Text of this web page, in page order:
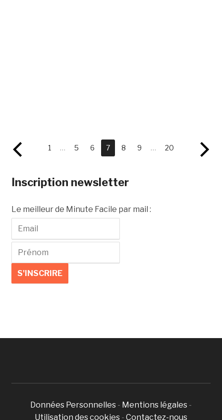
1 … 5 6 7 8 9 … 20
Inscription newsletter
Le meilleur de Minute Facile par mail :
Données Personnelles - Mentions légales -
Utilisation des cookies - Contactez-nous